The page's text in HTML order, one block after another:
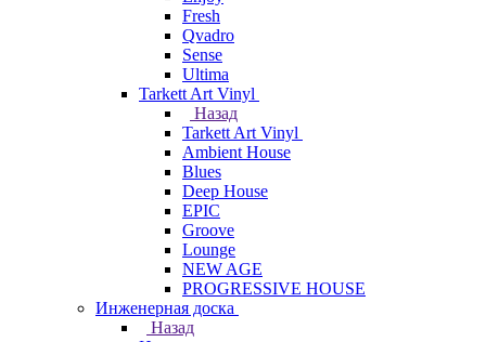
Fresh
Qvadro
Sense
Ultima
Tarkett Art Vinyl
Назад
Tarkett Art Vinyl
Ambient House
Blues
Deep House
EPIC
Groove
Lounge
NEW AGE
PROGRESSIVE HOUSE
Инженерная доска
Назад